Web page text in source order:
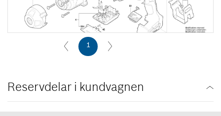
1
Reservdelar i kundvagnen